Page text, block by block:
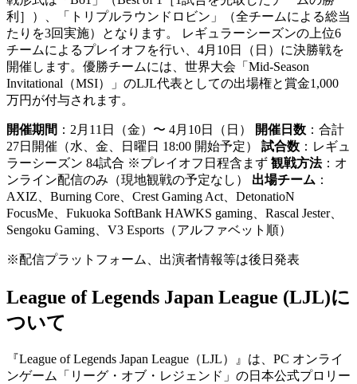
利］）、「トリプルラウンドロビン」（全チームによる総当
たりを3回実施）となります。 レギュラーシーズンの上位6
チームによるプレイオフを行い、4月10日（日）に決勝戦を
開催します。優勝チームには、世界大会「Mid-Season
Invitational（MSI）」のLJL代表としての出場権と賞金1,000
万円が付与されます。
開催期間 ：2月11日（金）〜 4月10日（日） 開催日数 ：合計
27日開催（水、金、日曜日 18:00 開始予定） 試合数 ：レギュ
ラーシーズン 84試合 ※プレイオフ日程含まず 観戦方法：オ
ンライン配信のみ（現地観戦の予定なし） 出場チーム ：
AXIZ、Burning Core、Crest Gaming Act、DetonatioN
FocusMe、Fukuoka SoftBank HAWKS gaming、Rascal Jester、
Sengoku Gaming、V3 Esports（アルファベット順）
※配信プラットフォーム、出演者情報等は後日発表
League of Legends Japan League (LJL)に
ついて
『League of Legends Japan League（LJL）』は、PC オンライ
ンゲーム「リーグ・オブ・レジェンド」の日本公式プロリー